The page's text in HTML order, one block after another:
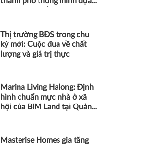
Thị trường BĐS trong chu
kỳ mới: Cuộc đua về chất
lượng và giá trị thực
Marina Living Halong: Định
hình chuẩn mực nhà ở xã
hội của BIM Land tại Quảng
Masterise Homes gia tăng